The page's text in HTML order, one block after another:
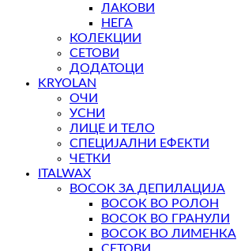
ЛАКОВИ
НЕГА
КОЛЕКЦИИ
СЕТОВИ
ДОДАТОЦИ
KRYOLAN
ОЧИ
УСНИ
ЛИЦЕ И ТЕЛО
СПЕЦИЈАЛНИ ЕФЕКТИ
ЧЕТКИ
ITALWAX
ВОСОК ЗА ДЕПИЛАЦИЈА
ВОСОК ВО РОЛОН
ВОСОК ВО ГРАНУЛИ
ВОСОК ВО ЛИМЕНКА